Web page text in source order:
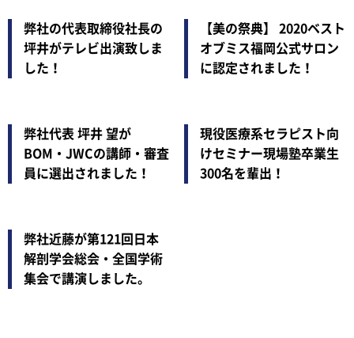
弊社の代表取締役社長の
坪井がテレビ出演致しま
した！
【美の祭典】 2020ベスト
オブミス福岡公式サロン
に認定されました！
弊社代表 坪井 望が
BOM・JWCの講師・審査
員に選出されました！
現役医療系セラピスト向
けセミナー現場塾卒業生
300名を輩出！
弊社近藤が第121回日本
解剖学会総会・全国学術
集会で講演しました。